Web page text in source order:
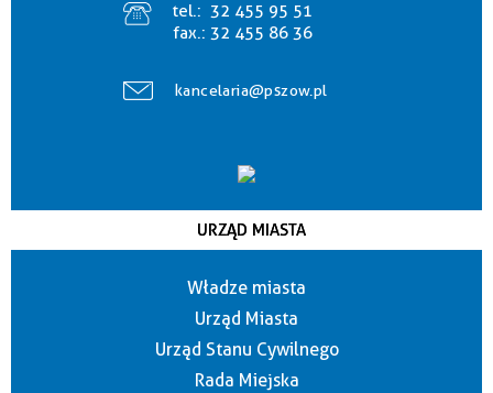
tel.: 32 455 95 51
fax.: 32 455 86 36
kancelaria@pszow.pl
URZĄD MIASTA
Władze miasta
Urząd Miasta
Urząd Stanu Cywilnego
Rada Miejska